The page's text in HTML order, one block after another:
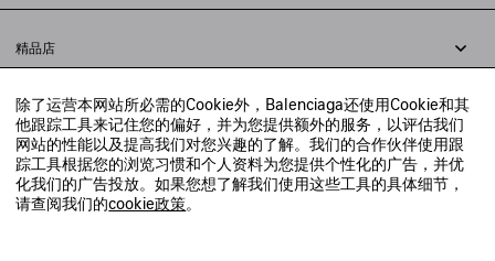
除了运营本网站所必需的Cookie外，Balenciaga还使用Cookie和其
他跟踪工具来记住您的偏好，并为您提供额外的服务，以评估我们
网站的性能以及提高我们对您兴趣的了解。我们的合作伙伴使用跟
踪工具根据您的浏览习惯和个人资料为您提供个性化的广告，并优
化我们的广告投放。如果您想了解我们使用这些工具的具体细节，
请查阅我们的cookie政策。
联合国世界粮食计划署
举报平台
小红书
抖音
精品店
寻找附近的精品店
实时聊天客服
发送邮件
我们将在24小时内给予回复
联系我们：400-610-6018
© 2020 巴黎世家贸易（上海）有限公司